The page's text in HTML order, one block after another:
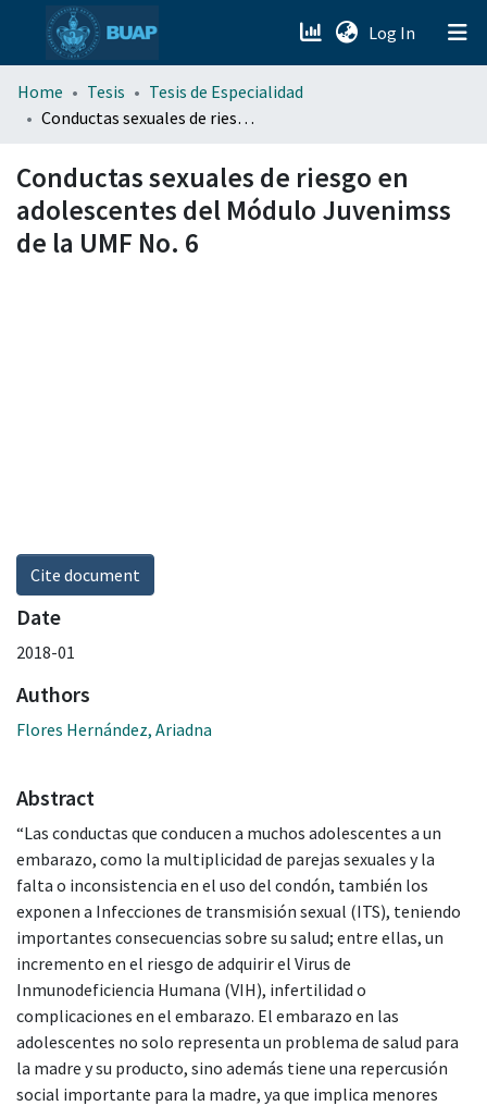
Log In (current)
menu.section.about_menu
Home Tesis
Tesis de Especialidad
Conductas sexuales de riesgo en adolescentes del Módulo Juvenimss de la UMF No. 6
Conductas sexuales de riesgo en
adolescentes del Módulo Juvenimss
de la UMF No. 6
Cite document
Date
2018-01
Authors
Flores Hernández, Ariadna
Abstract
“Las conductas que conducen a muchos adolescentes a un
embarazo, como la multiplicidad de parejas sexuales y la
falta o inconsistencia en el uso del condón, también los
exponen a Infecciones de transmisión sexual (ITS), teniendo
importantes consecuencias sobre su salud; entre ellas, un
incremento en el riesgo de adquirir el Virus de
Inmunodeficiencia Humana (VIH), infertilidad o
complicaciones en el embarazo. El embarazo en las
adolescentes no solo representa un problema de salud para
la madre y su producto, sino además tiene una repercusión
social importante para la madre, ya que implica menores